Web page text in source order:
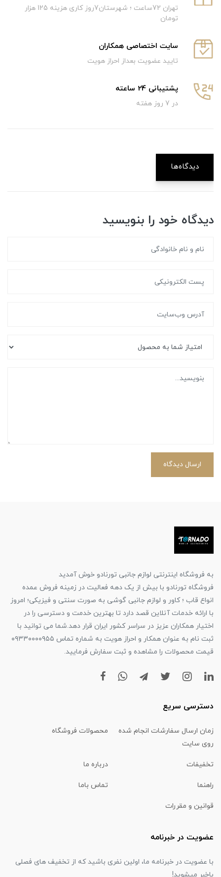
تهران 72ساعت ؛ شهرستان7روز کاری هزینه 125 هزار
تومان
سایت اختصاصی همکاران
تایید عضویت بعداز احراز هویت
پشتیبانی 24 ساعته
در 7 روز هفته
دیدگاه‌ها
دیدگاه خود را بنویسید
ارسال دیدگاه
به فروشگاه اینترنتی لوازم جانبی تورنادو خوش آمدید
فروشگاه تورنادو با بیش از یک دهه فعالیت در زمینه فروش عمده
انواع قاب ؛ کاور و لوازم جانبی گوشی به صورت سنتی و فیزیکی؛ امروز
با ارائه خدمات آنلاین قصد دارد تا بهترین خدمت و دسترسی را در
اختیار همکاران عزیز در سراسر کشور ایران قرار دهد.شما می توانید با
ثبت نام به عنوان همکار و احراز هویت به شماره تماس ۰۹۳۳۰۰۰۰۹۵۵
قیمت محصولات را مشاهده و ثبت سفارش فرمایید.
دسترسی سریع
زمان ارسال سفارشات انجام شده
روی سایت
محصولات فروشگاه
تخفیفات درباره ما
راهنما تماس باما
قوانین و مقررات
عضویت در خبرنامه
با عضویت در خبرنامه ما، اولین نفری باشید که از تخفیف های فصلی
باخبر میشوید!